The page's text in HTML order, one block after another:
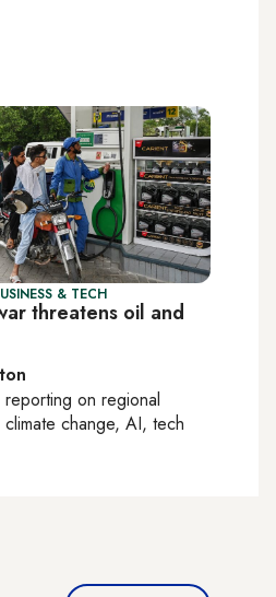
& TECH
threatens oil and
reporting on regional
climate change, AI, tech